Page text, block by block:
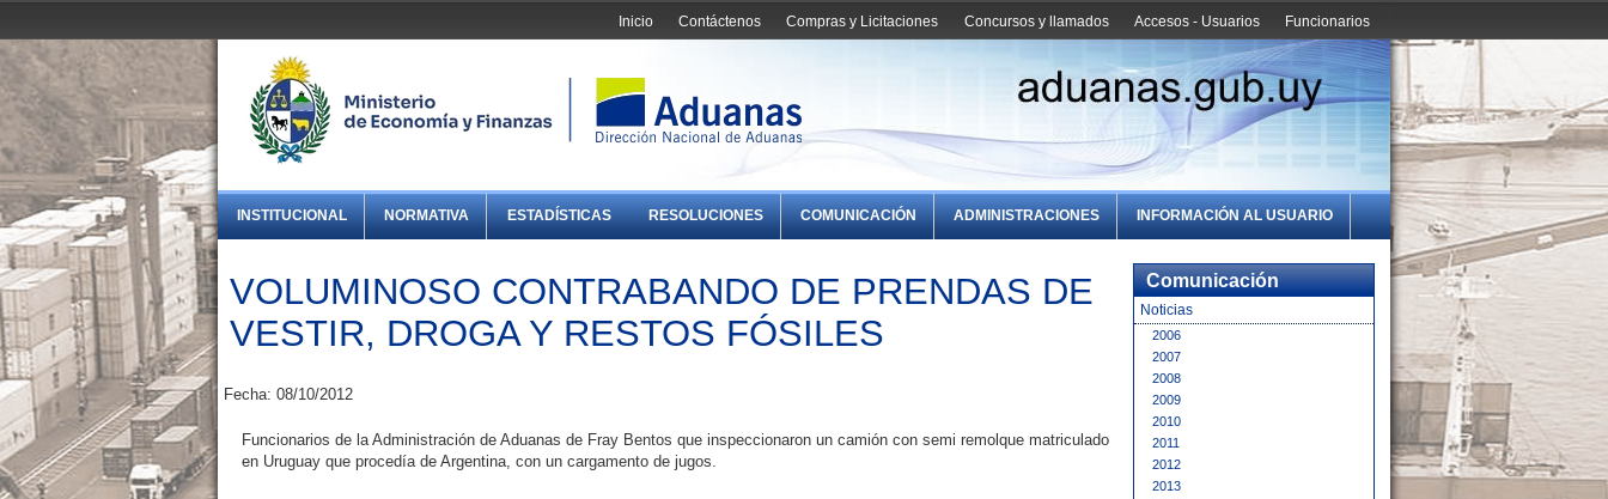
Funcionarios
Accesos - Usuarios
Concursos y llamados
Compras y Licitaciones
Contáctenos
Inicio
INSTITUCIONAL NORMATIVA ESTADÍSTICAS RESOLUCIONES COMUNICACIÓN ADMINISTRACIONES INFORMACIÓN AL USUARIO
VOLUMINOSO CONTRABANDO DE PRENDAS DE
VESTIR, DROGA Y RESTOS FÓSILES
Fecha: 08/10/2012
Funcionarios de la Administración de Aduanas de Fray Bentos que inspeccionaron un camión con semi remolque matriculado
en Uruguay que procedía de Argentina, con un cargamento de jugos.
Comunicación
Noticias
2006
2007
2008
2009
2010
2011
2012
2013